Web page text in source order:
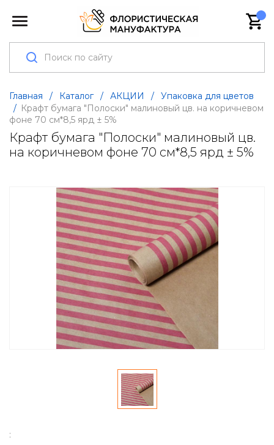
Главная / Каталог / АКЦИИ /
Упаковка для цветов
/ Крафт бумага "Полоски" малиновый цв. на коричневом
фоне 70 см*8,5 ярд ± 5%
Крафт бумага "Полоски" малиновый цв.
на коричневом фоне 70 см*8,5 ярд ± 5%
: